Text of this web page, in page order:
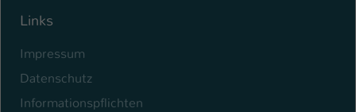
Links
Impressum
Datenschutz
Informationspflichten